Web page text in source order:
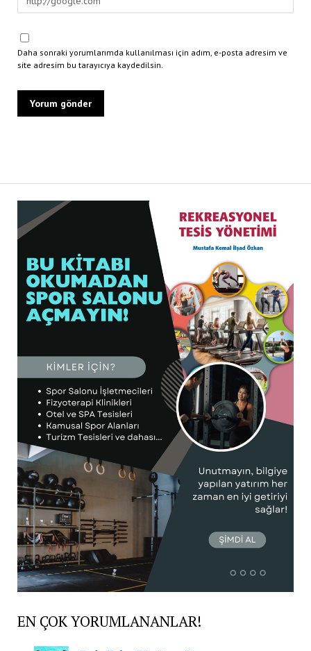
Daha sonraki yorumlarımda kullanılması için adım, e-posta adresim ve
site adresim bu tarayıcıya kaydedilsin.
EN ÇOK YORUMLANANLAR!